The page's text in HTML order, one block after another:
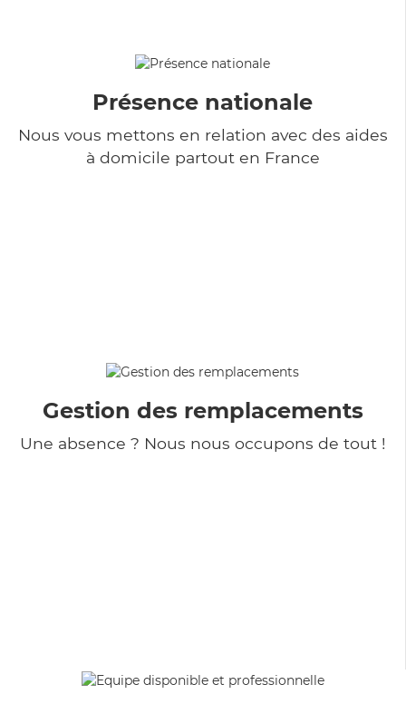
Présence nationale
Nous vous mettons en relation avec des aides
à domicile partout en France
Gestion des remplacements
Une absence ? Nous nous occupons de tout !